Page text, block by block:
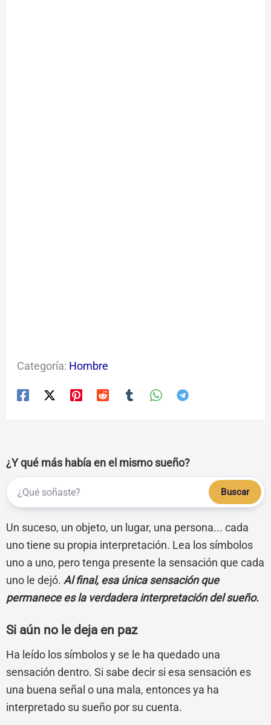
Categoría: Hombre
¿Y qué más había en el mismo sueño?
Buscar
Un suceso, un objeto, un lugar, una persona... cada
uno tiene su propia interpretación. Lea los símbolos
uno a uno, pero tenga presente la sensación que cada
uno le dejó. Al final, esa única sensación que
permanece es la verdadera interpretación del sueño.
Si aún no le deja en paz
Ha leído los símbolos y se le ha quedado una
sensación dentro. Si sabe decir si esa sensación es
una buena señal o una mala, entonces ya ha
interpretado su sueño por su cuenta.